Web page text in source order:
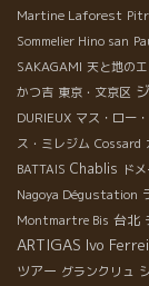
Martine Laforest
Sommelier Hino san
SAKAGAMI 天と地の
かつ吉 東京・文京区
DURIEUX マス・ロー
ス・ミレジム Cossard
BATTAIS Chablis ド
Nagoya Dégustation
Montmartre Bis 台北
ARTIGAS Ivo
ツアー グランクリュ